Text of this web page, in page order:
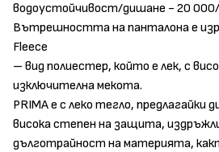
водоустойчивост/дишане - 20
Вътрешността на панталона е
Fleece
– вид полиестер, който е лек, с
изключителна мекота.
PRIMA е с леко тегло,
висока степен на защита,
дълготрайност на материята,